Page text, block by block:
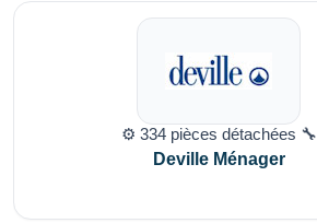
⚙️ 334 pièces détachées 🔧
Deville Ménager